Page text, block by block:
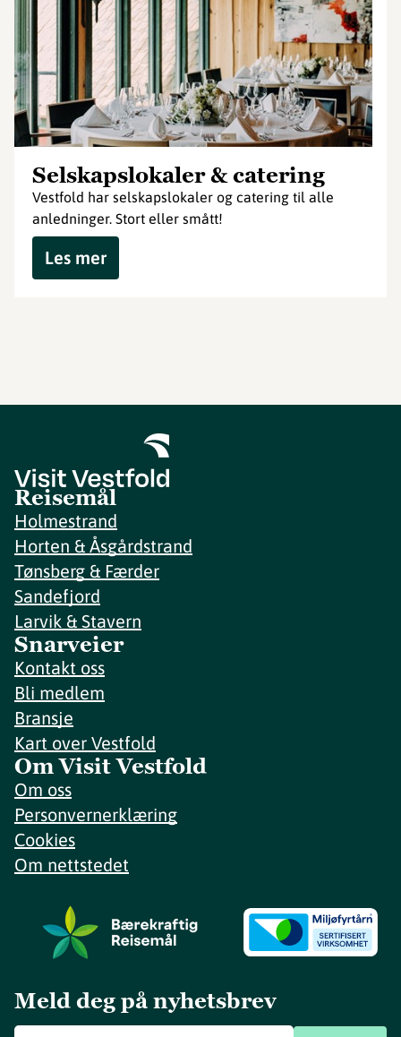
Selskapslokaler & catering
Vestfold har selskapslokaler og catering til alle
anledninger. Stort eller smått!
Les mer
Reisemål
Holmestrand
Horten & Åsgårdstrand
Tønsberg & Færder
Sandefjord
Larvik & Stavern
Snarveier
Kontakt oss
Bli medlem
Bransje
Kart over Vestfold
Om Visit Vestfold
Om oss
Personvernerklæring
Cookies
Om nettstedet
Meld deg på nyhetsbrev